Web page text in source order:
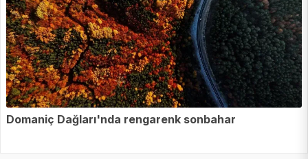
Domaniç Dağları'nda rengarenk sonbahar